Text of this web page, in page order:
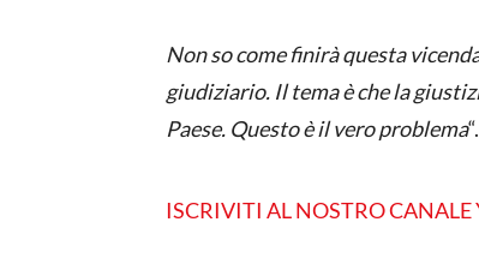
Non so come finirà questa
giudiziario. Il tema è che la
Paese. Questo è il vero problema“.
ISCRIVITI AL NOSTRO CANALE